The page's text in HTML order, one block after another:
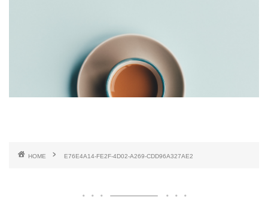
HOME E76E4A14-FE2F-4D02-A269-CDD96A327AE2